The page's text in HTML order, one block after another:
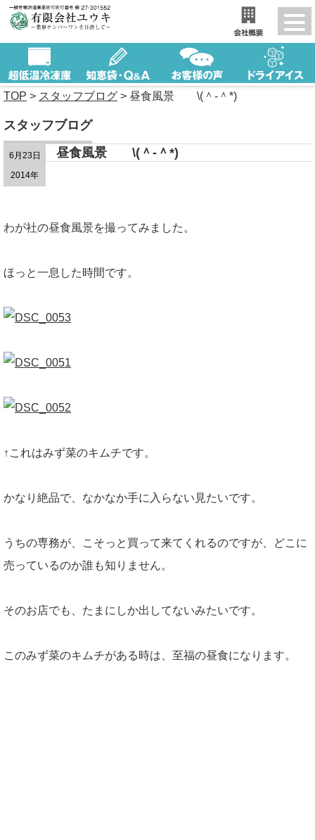
TOP > スタッフブログ > 昼食風景 \(＾-＾*)
スタッフブログ
6月23日
2014年
昼食風景 \(＾-＾*)
わが社の昼食風景を撮ってみました。
ほっと一息した時間です。
↑これはみず菜のキムチです。
かなり絶品で、なかなか手に入らない見たいです。
うちの専務が、こそっと買って来てくれるのですが、どこに
売っているのか誰も知りません。
そのお店でも、たまにしか出してないみたいです。
このみず菜のキムチがある時は、至福の昼食になります。